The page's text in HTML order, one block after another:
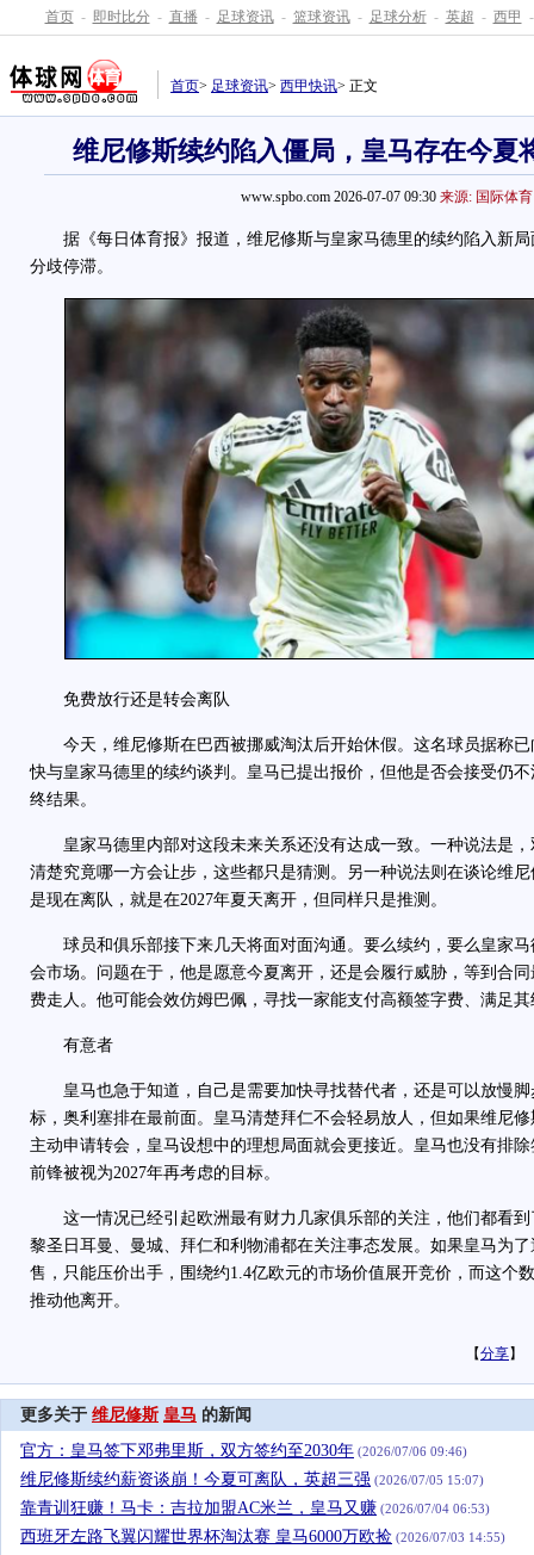
首页 - 即时比分 - 直播 - 足球资讯 - 篮球资讯 - 足球分析 - 英超 - 西甲 -
首页> 足球资讯> 西甲快讯> 正文
维尼修斯续约陷入僵局，皇马存在今夏
www.spbo.com 2026-07-07 09:30 来源: 国际体育
据《每日体育报》报道，维尼修斯与皇家马德里的续约陷入新局
分歧停滞。
免费放行还是转会离队
今天，维尼修斯在巴西被挪威淘汰后开始休假。这名球员据称已
快与皇家马德里的续约谈判。皇马已提出报价，但他是否会接受仍
终结果。
皇家马德里内部对这段未来关系还没有达成一致。一种说法是，
清楚究竟哪一方会让步，这些都只是猜测。另一种说法则在谈论维
是现在离队，就是在2027年夏天离开，但同样只是推测。
球员和俱乐部接下来几天将面对面沟通。要么续约，要么皇家马
会市场。问题在于，他是愿意今夏离开，还是会履行威胁，等到合
费走人。他可能会效仿姆巴佩，寻找一家能支付高额签字费、满足
有意者
皇马也急于知道，自己是需要加快寻找替代者，还是可以放慢脚
标，奥利塞排在最前面。皇马清楚拜仁不会轻易放人，但如果维尼
主动申请转会，皇马设想中的理想局面就会更接近。皇马也没有排
前锋被视为2027年再考虑的目标。
这一情况已经引起欧洲最有财力几家俱乐部的关注，他们都看到
黎圣日耳曼、曼城、拜仁和利物浦都在关注事态发展。如果皇马为
售，只能压价出手，围绕约1.4亿欧元的市场价值展开竞价，而这个
推动他离开。
【分享】
更多关于 维尼修斯 皇马 的新闻
官方：皇马签下邓弗里斯，双方签约至2030年 (2026/07/06 09:46)
维尼修斯续约薪资谈崩！今夏可离队，英超三强 (2026/07/05 15:07)
靠青训狂赚！马卡：吉拉加盟AC米兰，皇马又赚 (2026/07/04 06:53)
西班牙左路飞翼闪耀世界杯淘汰赛 皇马6000万欧捡 (2026/07/03 14:55)